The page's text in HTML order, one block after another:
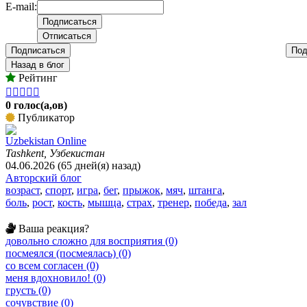
E-mail:
Подписаться
Назад в блог
Рейтинг
    
0 голос(а,ов)
Публикатор
Uzbekistan Online
Tashkent, Узбекистан
04.06.2026 (65 дней(я) назад)
Авторский блог
возраст, спорт, игра, бег, прыжок, мяч, штанга,
боль, рост, кость, мышца, страх, тренер, победа, зал
Ваша реакция?
довольно сложно для восприятия (0)
посмеялся (посмеялась) (0)
со всем согласен (0)
меня вдохновило! (0)
грусть (0)
сочувствие (0)